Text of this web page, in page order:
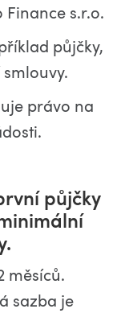
s.r.o.
půjčky,
právo na
půjčky
měsíců.
je